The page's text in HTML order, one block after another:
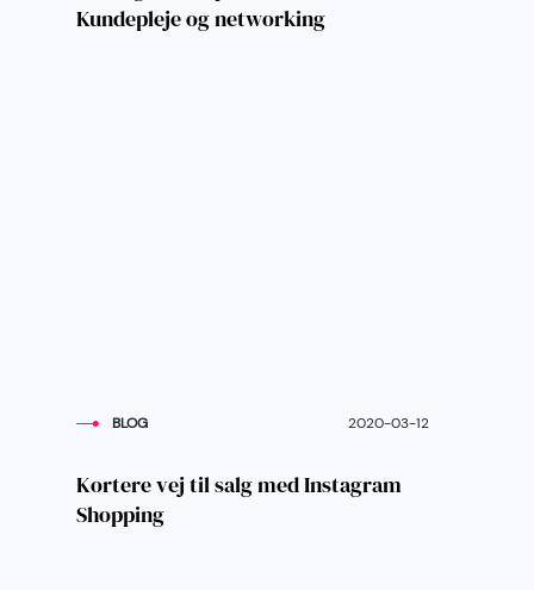
Kundepleje og networking
BLOG 2020-03-12
Kortere vej til salg med Instagram
Shopping​